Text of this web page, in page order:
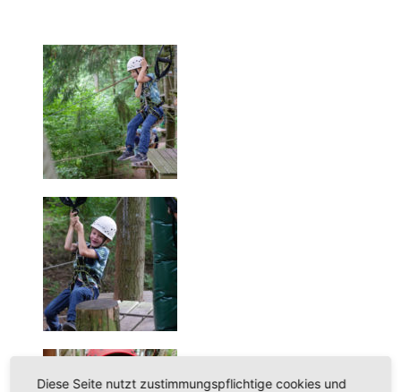
Diese Seite nutzt zustimmungspflichtige cookies und